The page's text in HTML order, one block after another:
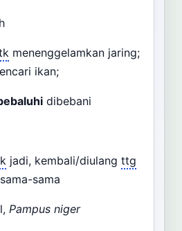
menenggelamkan jaring;
ikan;
dibebani
jadi, kembali/diulang ttg
sama
Pampus niger